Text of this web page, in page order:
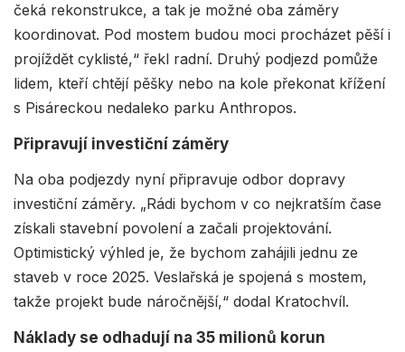
čeká rekonstrukce, a tak je možné oba záměry
koordinovat. Pod mostem budou moci procházet pěší i
projíždět cyklisté,“ řekl radní. Druhý podjezd pomůže
lidem, kteří chtějí pěšky nebo na kole překonat křížení
s Pisáreckou nedaleko parku Anthropos.
Připravují investiční záměry
Na oba podjezdy nyní připravuje odbor dopravy
investiční záměry. „Rádi bychom v co nejkratším čase
získali stavební povolení a začali projektování.
Optimistický výhled je, že bychom zahájili jednu ze
staveb v roce 2025. Veslařská je spojená s mostem,
takže projekt bude náročnější,“ dodal Kratochvíl.
Náklady se odhadují na 35 milionů korun